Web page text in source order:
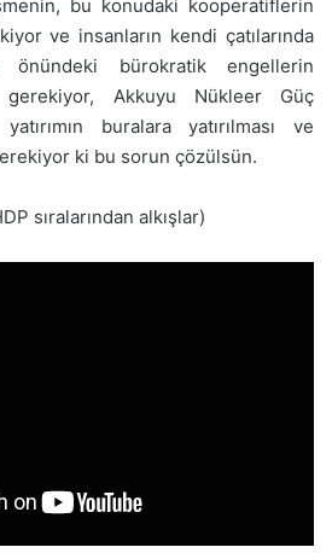
bu konudaki kooperatiflerin
ve insanların kendi çatılarında
önündeki bürokratik engellerin
gerekiyor, Akkuyu Nükleer Güç
buralara yatırılması ve
ki bu sorun çözülsün.
sıralarından alkışlar)